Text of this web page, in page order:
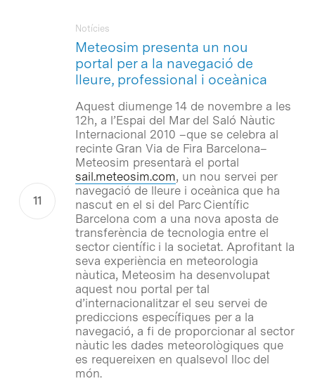
Meteosim presenta un nou
portal per a la navegació de
lleure, professional i oceànica
Notícies
Aquest diumenge 14 de novembre a les
12h, a l’Espai del Mar del Saló Nàutic
Internacional 2010 –que se celebra al
recinte Gran Via de Fira Barcelona–
Meteosim presentarà el portal
sail.meteosim.com, un nou servei per
navegació de lleure i oceànica que ha
nascut en el si del Parc Científic
Barcelona com a una nova aposta de
transferència de tecnologia entre el
sector científic i la societat. Aprofitant la
seva experiència en meteorologia
nàutica, Meteosim ha desenvolupat
aquest nou portal per tal
d’internacionalitzar el seu servei de
prediccions específiques per a la
navegació, a fi de proporcionar al sector
nàutic les dades meteorològiques que
es requereixen en qualsevol lloc del
món.